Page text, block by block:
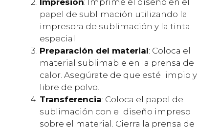
papel de sublimación utilizando la
impresora de sublimación y la tinta
especial.
Preparación del material: Coloca el
material sublimable en la prensa de
calor. Asegúrate de que esté limpio y
libre de polvo.
Transferencia: Coloca el papel de
sublimación con el diseño impreso
sobre el material. Cierra la prensa de